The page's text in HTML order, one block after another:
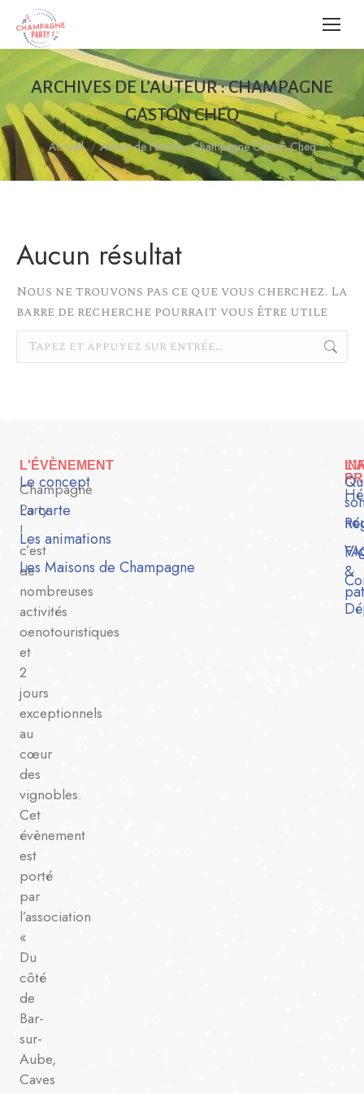
ARCHIVES DE L’AUTEUR :CHAMPAGNE
GASTON CHEQ
Vous êtes ici :
Accueil Auteur de l’article : Champagne Gaston Cheq
Aucun résultat
Nous ne trouvons pas ce que vous cherchez. La
barre de recherche pourrait vous être utile
Champagne
Party
!
c’est
de
nombreuses
activités
oenotouristiques
et
2
jours
exceptionnels
au
cœur
des
vignobles.
Cet
évènement
est
porté
par
l’association
«
Du
côté
de
Bar-
sur-
Aube,
Caves
L'ÉVÈNEMENT
Le concept
La carte
Les animations
Les Maisons de Champagne
&